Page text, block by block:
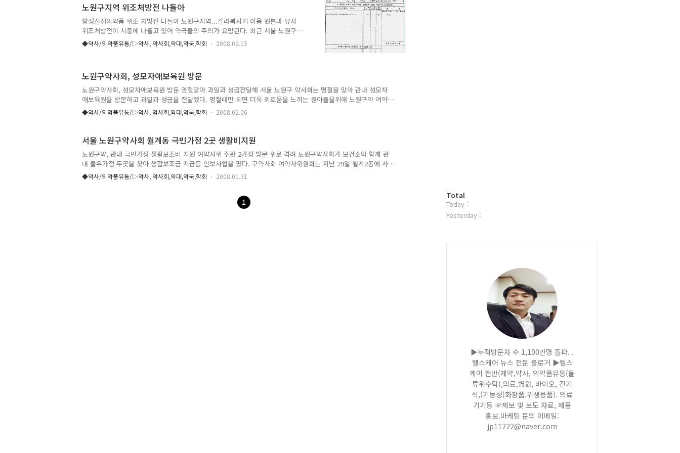
간담회는 김성지 회장을 비롯한 회장단과 총무및 여약사위원장은 이노근 구청장및 박강원 보건소장등 보건의료관
계자 16명이 참석했다. 메디코파마뉴스 김종필기자 (jp1122@nate..
노원구지역 위조처방전 나돌아
향정신성의약품 위조 처방전 나돌아 노원구지역...칼라복사기 이용 원본과 유사
위조처방전이 시중에 나돌고 있어 약국들의 주의가 요망된다. 최근 서울 노원구
약사회에 의하면 관내 의료기관에서 발행된 처방전이 칼라복사기등으로 위조돼
원본과 거의 흡사하게 만들어져 나돌고있는 것으로 나타났다. 향정신성의약품이
에 따르면 "13일 처방전을 들고온 환자가 15일 똑같은 처방전을 들고온 것을 이
상하게 여긴 해당( 약국(상계동 J약국)이 처방발행 의료기관에 이를 확인한 결과
처방전 발행사실이 없음을 알고 조제를 중단하고 보건소에 통보했다"고 밝혔다.
노원구약사회 김성지 회..
◆약사/의약품유통/▷약사, 약사회,약대,약국,학회 2008.02.15
노원구약사회, 성모자애보육원 방문
노원구약사회, 성모자애보육원 방문 명절맞아 과일과 성금전달해 서울 노원구 약사회는 명절을 맞아 관내 성모자
애보육원을 방문하고 과일과 성금을 전달했다. 명절때만 되면 더욱 외로움을 느끼는 원아들을위해 노원구약 여약
사위원회(연정희, 김오례 부회장)는 과일을 싸들고 방문하고 원생들을 격려했다. 성모자애 보육원은 노원구 약사
회와 자매결연으로 매년 2회이상 방문하고 필요한 의약품 및 성금을 지원하는 곳이다.이에대해 고-제노베파 성모
(www.dailymd.com) 김종필기자 (jp1122@nate.com) 기사 입력시간 : 2008-02-05 오후 9:40:30
◆약사/의약품유통/▷약사, 약사회,약대,약국,학회 2008.02.06
서울 노원구약사회 월계동 극빈가정 2곳 생활비지원
노원구약, 관내 극빈가정 생활보조비 지원 여약사위 주관 2가정 방문 위로 격려 노원구약사회가 보건소와 함께 관
내 불우가정 두곳을 찾아 생활보조금 지급등 인보사업을 폈다. 구약사회 여약사위원회는 지난 29일 월계2동에 사
는 극빈가정을 찾아 위문했다. 한가정은 뇌졸중으로 언어장애인 동시에 지체장애를 딸은 유방암으로 항암 치료
중으로 병원비로 인한 경제적으로 어려운 상태인 가정이며, 다른 한가정은 07년 7월 교통사고 후유증으로 상처치
운 가정이 많은 곳임을 알고 있으며 이에 보건소나 보건지소 관련 일을 하시고 있는 분의 노고에 감사드리며 앞으
로도 노원구 약사회는 지속적인 도움의 손길을 보낼 것"이라고 ..
◆약사/의약품유통/▷약사, 약사회,약대,약국,학회 2008.01.31
1
방
문
자
Total
Today :
Yesterday :
▶누적방문자 수 1,100만명 돌파. .
헬스케어 뉴스 전문 블로거 ▶헬스
케어 전반(제약,약사, 의약품유통(물
류위수탁),의료,병원, 바이오, 건기
식,(기능성)화장품.위생용품). 의료
기기등 ☞제보 및 보도 자료, 제품
홍보.마케팅 문의 이메일:
jp11222@naver.com